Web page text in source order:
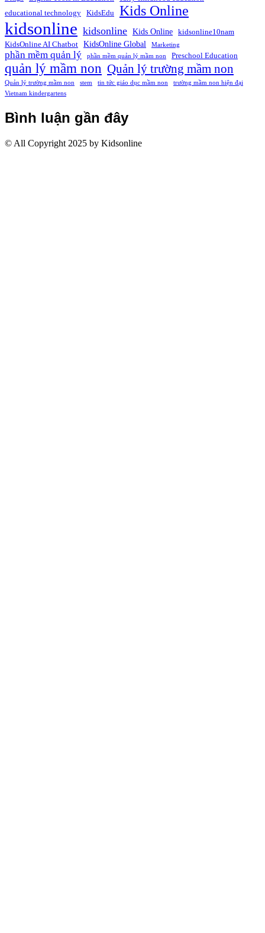
educational technology
KidsEdu Kids Online
kidsonline kidsonline Kids Online
kidsonline10nam
KidsOnline AI Chatbot
KidsOnline Global Marketing
phần mềm quản lý phần mềm quản lý mầm non Preschool Education
quản lý mầm non Quản lý trường mầm non
Quản lý trường mầm non stem tin tức giáo dục mầm non
trường mầm non hiện đại
Vietnam kindergartens
Bình luận gần đây
© All Copyright 2025 by Kidsonline